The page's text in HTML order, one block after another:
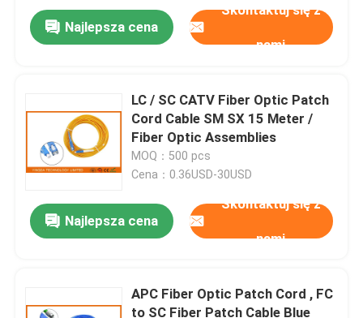
Najlepsza cena
Skontaktuj się z
nami
LC / SC CATV Fiber Optic Patch
Cord Cable SM SX 15 Meter /
Fiber Optic Assemblies
MOQ：500 pcs
Cena：0.36USD-30USD
Najlepsza cena
Skontaktuj się z
nami
APC Fiber Optic Patch Cord , FC
to SC Fiber Patch Cable Blue